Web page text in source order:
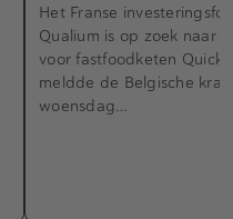
Het Franse
Qualium is op zoek naar
voor fastfoodketen Quick.
meldde de Belgische
woensdag…